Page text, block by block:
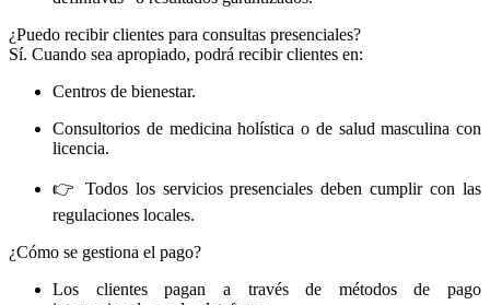
¿Puedo recibir clientes para consultas presenciales?
Sí. Cuando sea apropiado, podrá recibir clientes en:
Centros de bienestar.
Consultorios de medicina holística o de salud masculina con
licencia.
👉 Todos los servicios presenciales deben cumplir con las
regulaciones locales.
¿Cómo se gestiona el pago?
Los clientes pagan a través de métodos de pago